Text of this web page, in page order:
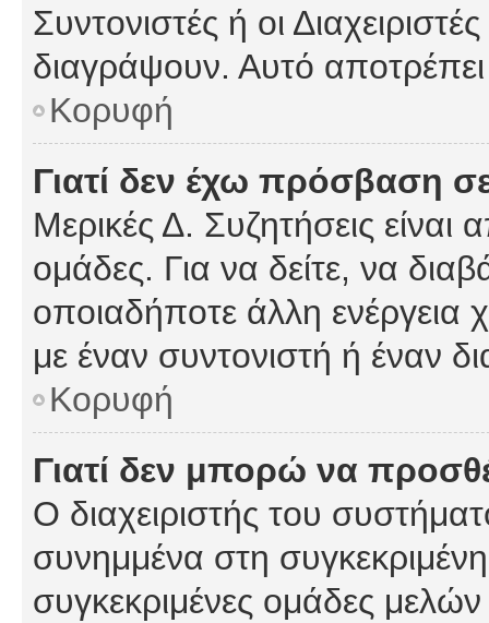
Συντονιστές ή οι
διαγράψουν. Αυτό
Κορυφή
Γιατί δεν έχω πρόσβαση
Μερικές Δ. Συζητήσεις είναι
ομάδες. Για να δείτε, να
οποιαδήποτε άλλη ενέργεια
με έναν συντονιστή ή έναν
Κορυφή
Γιατί δεν μπορώ να
Ο διαχειριστής του
συνημμένα στη
συγκεκριμένες ομάδες